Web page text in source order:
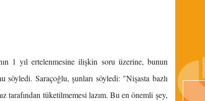
1 yıl ertelenmesine ilişkin soru üzerine, bunun
söyledi. Saraçoğlu, şunları söyledi: "Nişasta bazlı
tarafından tüketilmemesi lazım. Bu en önemli şey,